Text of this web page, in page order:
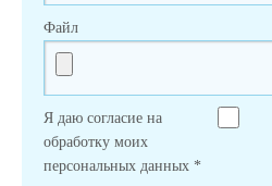
Файл
Я даю согласие на
обработку моих
персональных данных *